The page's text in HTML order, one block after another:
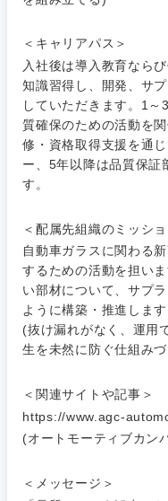
＜キャリアパス＞
入社後は導入教育なら
知識習得し、開発、サ
していただきます。1
質確保のための活動を
修・資格取得支援を通
ー、5年以降は品質保証
す。
＜配属先組織のミッシ
自動車ガラスに関わる
するための活動を担い
い部材について、サプ
ように構築・推進しま
(抜け漏れがなく、運用
生を未然に防ぐ仕組み
＜関連サイトや記事＞
https://www.agc-
(オートモーティブカン
＜メッセージ＞
ティブ
コンサル
タント
専門職
技術職
作、ゲー
技術職
（モノづ
くり）
メディカ
ル
不動産専
専門職
技術職（IT）、
技術職（モノづく
金融専門職
不動産専門職
建設・施工管理
事務職
倉庫・運輸・物
小売・通販・外
IT・通信
コンサル・シン
広告・宣伝・印
エンターテイメ
法律・特許事務
関東地方
外資系企業
転勤なし
フルリモート
完全週休2日制